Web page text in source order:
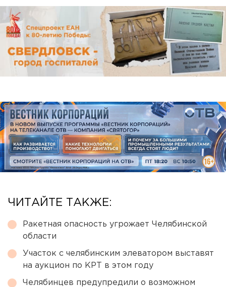
ЧИТАЙТЕ ТАКЖЕ:
Ракетная опасность угрожает Челябинской
области
Участок с челябинским элеватором выставят
на аукцион по КРТ в этом году
Челябинцев предупредили о возможном